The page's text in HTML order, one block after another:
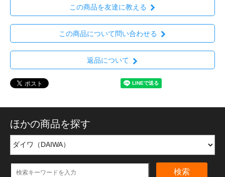
この商品を友達に教える
この商品について問い合わせる
返品について
ほかの商品を探す
検索